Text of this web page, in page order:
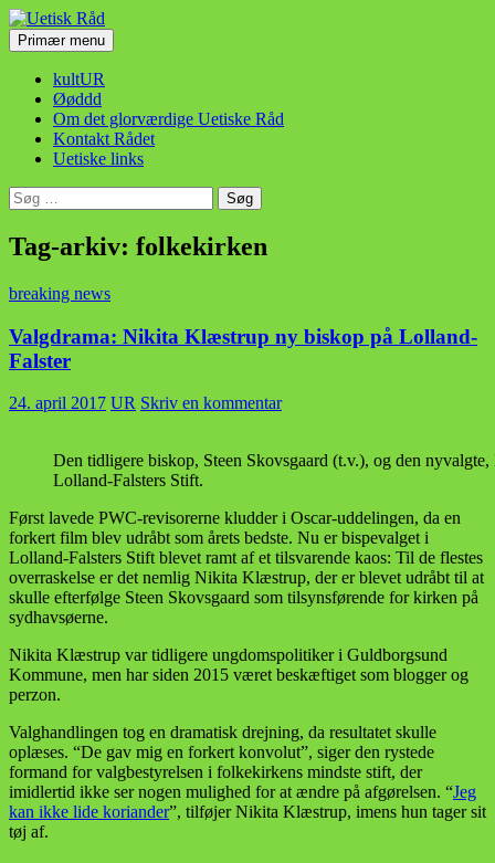
Hop
til
indhold
Uetisk Råd
SøgPrimær menu
kultUR
Øøddd
Om det glorværdige Uetiske Råd
Kontakt Rådet
Uetiske links
Søg
efter:
Tag-arkiv: folkekirken
breaking news
Valgdrama: Nikita Klæstrup ny biskop på Lolland-
Falster
24. april 2017 UR Skriv en kommentar
Den tidligere biskop, Steen Skovsgaard (t.v.), og den
Lolland-Falsters Stift.
Først lavede PWC-revisorerne kludder i Oscar-uddelingen, da en
forkert film blev udråbt som årets bedste. Nu er bispevalget i
Lolland-Falsters Stift blevet ramt af et tilsvarende kaos: Til de flestes
overraskelse er det nemlig Nikita Klæstrup, der er blevet udråbt til at
skulle efterfølge Steen Skovsgaard som tilsynsførende for kirken på
sydhavsøerne.
Nikita Klæstrup var tidligere ungdomspolitiker i Guldborgsund
Kommune, men har siden 2015 været beskæftiget som blogger og
perzon.
Valghandlingen tog en dramatisk drejning, da resultatet skulle
oplæses. “De gav mig en forkert konvolut”, siger den rystede
formand for valgbestyrelsen i folkekirkens mindste stift, der
imidlertid ikke ser nogen mulighed for at ændre på afgørelsen. “Jeg
kan ikke lide koriander”, tilføjer Nikita Klæstrup, imens hun tager sit
tøj af.